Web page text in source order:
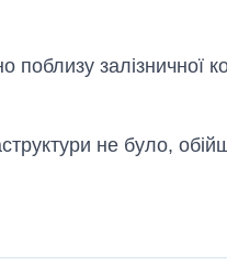
поблизу залізничної
не було,